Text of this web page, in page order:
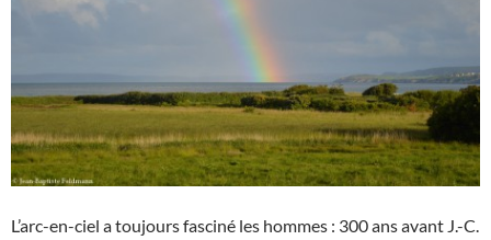
L’arc-en-ciel a toujours fasciné les hommes : 300 ans avant J.-C.